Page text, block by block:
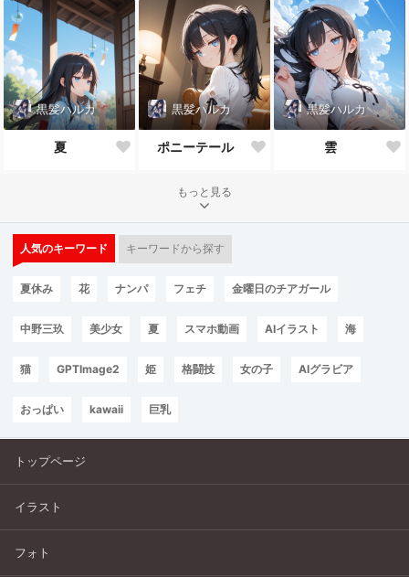
黒髪ハルカ
夏
黒髪ハルカ
ポニーテール
黒髪ハルカ
雲
もっと見る
人気のキーワード キーワードから探す
夏休み 花 ナンパ フェチ 金曜日のチアガール
中野三玖 美少女 夏 スマホ動画 AIイラスト 海
猫 GPTImage2 姫 格闘技 女の子 AIグラビア
おっぱい kawaii 巨乳
トップページ
イラスト
フォト